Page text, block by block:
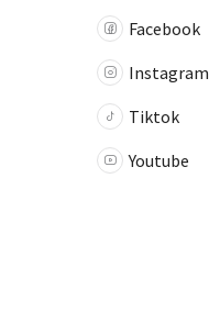
Facebook
Instagram
Tiktok
Youtube